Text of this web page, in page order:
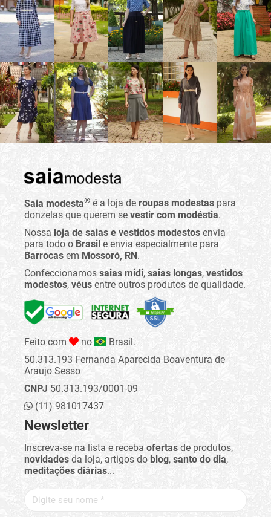
Saia modesta® é a loja de roupas modestas para
donzelas que querem se vestir com modéstia.
Nossa loja de saias e vestidos modestos envia
para todo o Brasil e envia especialmente para
Barrocas em Mossoró, RN.
Confeccionamos saias midi, saias longas, vestidos
modestos, véus entre outros produtos de qualidade.
Feito com no
Brasil.
50.313.193 Fernanda Aparecida Boaventura de
Araujo Sesso
CNPJ 50.313.193/0001-09
(11) 981017437
Newsletter
Inscreva-se na lista e receba ofertas de produtos,
novidades da loja, artigos do blog, santo do dia,
meditações diárias...